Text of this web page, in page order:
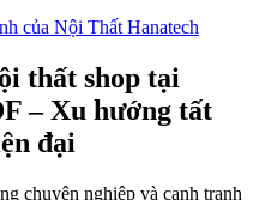
của Nội Thất Hanatech
thất shop tại
– Xu hướng tất
đại
chuyên nghiệp và cạnh tranh